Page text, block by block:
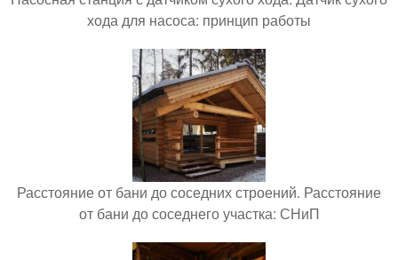
хода для насоса: принцип работы
Расстояние от бани до соседних строений. Расстояние
от бани до соседнего участка: СНиП